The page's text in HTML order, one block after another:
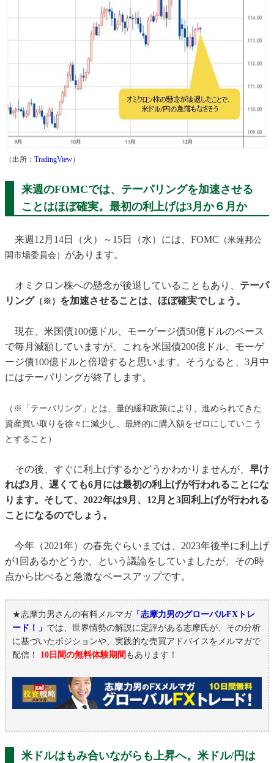
（出所： TradingView）
来週のFOMCでは、テーパリングを加速させる
ことはほぼ確実。最初の利上げは3月か６月か
来週12月14日（火）～15日（水）には、FOMC （米連邦公
開市場委員会） があります。
オミクロン株への懸念が後退していることもあり、 テーパ
リング （※） を加速させることは、ほぼ確実でしょう。
現在、米国債100億ドル、モーゲージ債50億ドルのペース
で毎月減額していますが、これを米国債200億ドル、モーゲ
ージ債100億ドルと倍増すると思います。そうなると、3月中
にはテーパリングが終了します。
（※「テーパリング」とは、量的緩和政策により、進められてきた
資産買い取りを徐々に減少し、最終的に購入額をゼロにしていこう
とすること）
その後、すぐに利上げするかどうかわかりませんが、 早け
れば3月、遅くても6月には最初の利上げが行われることにな
ります。そして、2022年は9月、12月と3回利上げが行われる
ことになるのでしょう。
今年（2021年）の春先ぐらいまでは、2023年後半に利上げ
が1回あるかどうか、という議論をしていましたが、その時
点から比べると急激なペースアップです。
★志摩力男さんの有料メルマガ「志摩力男のグローバルFXトレ
ード！」 では、世界情勢の解説に定評がある志摩氏が、その分析
に基づいたポジションや、実践的な売買アドバイスをメルマガで
配信！
10日間の無料体験期間 もあります！
米ドルはもみ合いながらも上昇へ。米ドル/円は